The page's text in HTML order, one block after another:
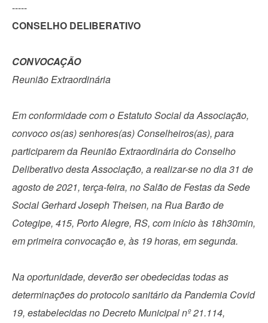
-----
CONSELHO DELIBERATIVO
CONVOCAÇÃO
Reunião Extraordinária
Em conformidade com o Estatuto Social da Associação,
convoco os(as) senhores(as) Conselheiros(as), para
participarem da Reunião Extraordinária do Conselho
Deliberativo desta Associação, a realizar-se no dia 31 de
agosto de 2021, terça-feira, no Salão de Festas da Sede
Social Gerhard Joseph Theisen, na Rua Barão de
Cotegipe, 415, Porto Alegre, RS, com início às 18h30min,
em primeira convocação e, às 19 horas, em segunda.
Na oportunidade, deverão ser obedecidas todas as
determinações do protocolo sanitário da Pandemia Covid
19, estabelecidas no Decreto Municipal nº 21.114,